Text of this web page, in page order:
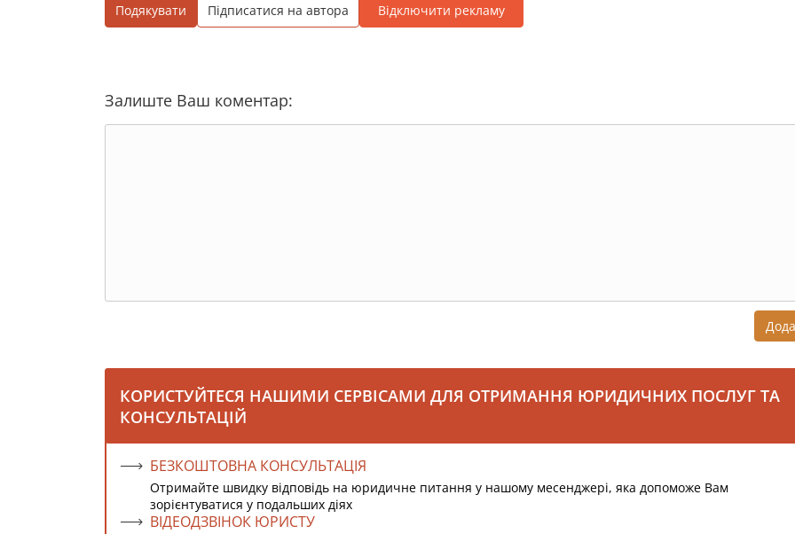
Подякувати Підписатися на автора Відключити рекламу
Залиште Ваш коментар:
КОРИСТУЙТЕСЯ НАШИМИ СЕРВІСАМИ ДЛЯ ОТРИМАННЯ ЮРИДИЧНИХ ПОСЛУГ ТА
КОНСУЛЬТАЦІЙ
БЕЗКОШТОВНА КОНСУЛЬТАЦІЯ
Отримайте швидку відповідь на юридичне питання у нашому месенджері, яка допоможе Вам
зорієнтуватися у подальших діях
ВІДЕОДЗВІНОК ЮРИСТУ